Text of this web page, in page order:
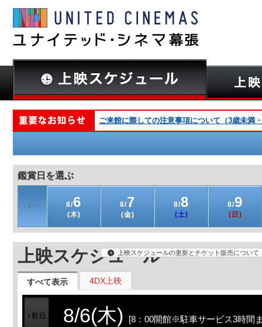
ご来館に際しての注意事項について（3歳未満
鑑賞日を選ぶ
8/6
(木)
8/7
(金)
8/8
(土)
8/9
(日)
上映スケジュール
すべて表示 4DX上映
上映スケジュールの更新とチケット販売について
8/6(木) [8：00開館※駐車サービス3時間